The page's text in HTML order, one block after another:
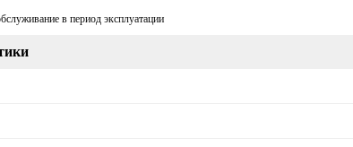
в период эксплуатации